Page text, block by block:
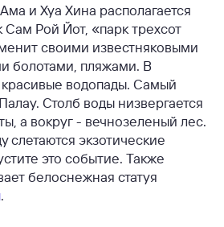
и Хуа Хина располагается
Рой Йот, «парк трехсот
своими известняковыми
болотами, пляжами. В
красивые водопады. Самый
Столб воды низвергается
а вокруг - вечнозеленый лес.
слетаются экзотические
это событие. Также
белоснежная статуя
.